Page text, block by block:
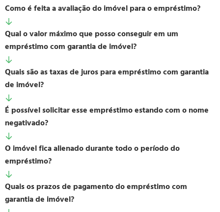
Como é feita a avaliação do imóvel para o empréstimo?
Qual o valor máximo que posso conseguir em um
empréstimo com garantia de imóvel?
Quais são as taxas de juros para empréstimo com garantia
de imóvel?
É possível solicitar esse empréstimo estando com o nome
negativado?
O imóvel fica alienado durante todo o período do
empréstimo?
Quais os prazos de pagamento do empréstimo com
garantia de imóvel?